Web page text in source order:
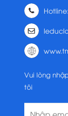
Vui lòng
tôi